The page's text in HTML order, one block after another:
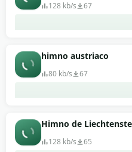
128 kb/s 67
himno austriaco
80 kb/s 67
Himno de
128 kb/s 65